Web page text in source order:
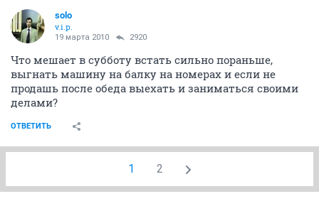
solo
v.i.p.
19 марта 2010 2920
Что мешает в субботу встать сильно пораньше,
выгнать машину на балку на номерах и если не
продашь после обеда выехать и заниматься своими
делами?
ОТВЕТИТЬ
1 2